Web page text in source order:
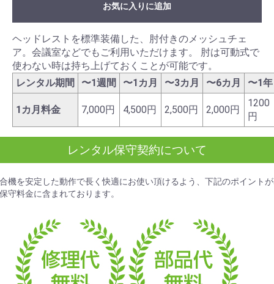
お気に入りに追加
ヘッドレストを標準装備した、肘付きのメッシュチェ
ア。会議室などでもご利用いただけます。 肘は可動式で
使わない時は持ち上げておくことが可能です。
レンタル期間
〜1週間 〜1カ月 〜3カ月 〜6カ月 〜1年
1カ月料金 7,000円 4,500円 2,500円 2,000円
1200
円
レンタル保守契約について
機を安定した動作で長く快適にお使い頂けるよう、下記のポイントが
守料金に含まれております。